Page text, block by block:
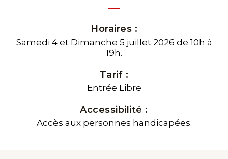
Horaires :
Samedi 4 et Dimanche 5 juillet 2026 de 10h à
19h.
Tarif :
Entrée Libre
Accessibilité :
Accès aux personnes handicapées.